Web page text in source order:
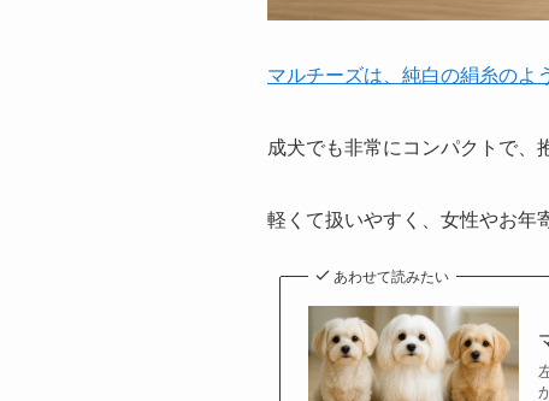
マルチーズは、純白の絹糸のよ
成犬でも非常にコンパクトで、
軽くて扱いやすく、女性やお年
あわせて読みたい